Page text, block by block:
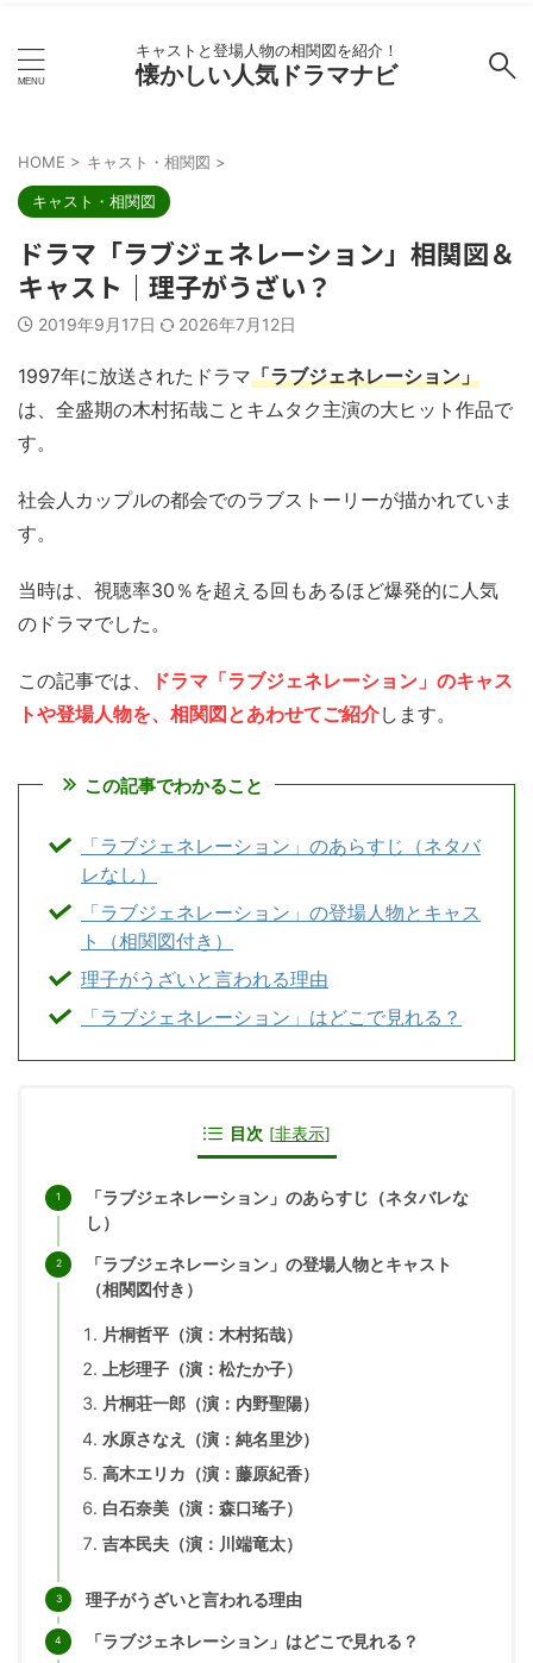
キャストと登場人物の相関図を紹介！
懐かしい人気ドラマナビ
HOME > キャスト・相関図 >
キャスト・相関図
ドラマ「ラブジェネレーション」相関図＆
キャスト｜理子がうざい？
2019年9月17日 2026年7月12日
1997年に放送されたドラマ「ラブジェネレーション」
は、全盛期の木村拓哉ことキムタク主演の大ヒット作品で
す。
社会人カップルの都会でのラブストーリーが描かれていま
す。
当時は、視聴率30％を超える回もあるほど爆発的に人気
のドラマでした。
この記事では、
ドラマ「ラブジェネレーション」のキャス
トや登場人物を、相関図とあわせてご紹介します。
この記事でわかること
「ラブジェネレーション」のあらすじ（ネタバ
レなし）
「ラブジェネレーション」の登場人物とキャス
ト（相関図付き）
理子がうざいと言われる理由
「ラブジェネレーション」はどこで見れる？
目次 [非表示]
「ラブジェネレーション」のあらすじ（ネタバレな
し）
「ラブジェネレーション」の登場人物とキャスト
（相関図付き）
片桐哲平（演：木村拓哉）
上杉理子（演：松たか子）
片桐荘一郎（演：内野聖陽）
水原さなえ（演：純名里沙）
高木エリカ（演：藤原紀香）
白石奈美（演：森口瑤子）
吉本民夫（演：川端竜太）
理子がうざいと言われる理由
「ラブジェネレーション」はどこで見れる？